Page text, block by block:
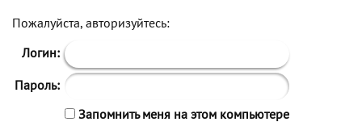
Пожалуйста, авторизуйтесь:
Логин:
Пароль:
Запомнить меня на этом компьютере